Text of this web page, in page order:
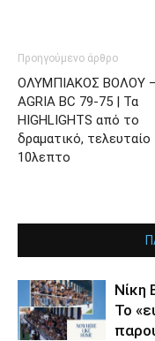
Προηγούμενο άρθρο
ΟΛΥΜΠΙΑΚΟΣ ΒΟΛΟΥ –
AGRIA BC 79-75 | Τα
HIGHLIGHTS από το
δραματικό, τελευταίο
10λεπτο
Νίκη
Το